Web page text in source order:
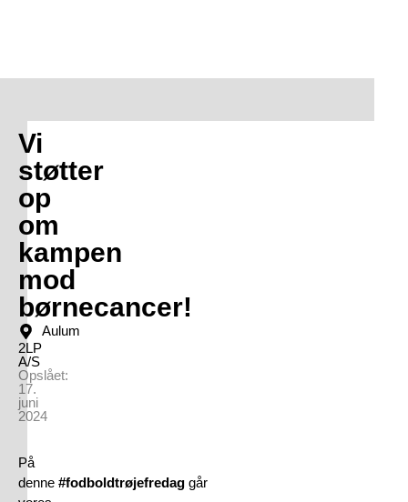
Vi
støtter
op
om
kampen
mod
børnecancer!
Aulum
2LP
A/S
Opslået:
17.
juni
2024
På
denne #fodboldtrøjefredag går